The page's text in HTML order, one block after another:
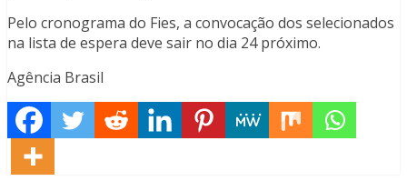
Pelo cronograma do Fies, a convocação dos selecionados
na lista de espera deve sair no dia 24 próximo.
Agência Brasil